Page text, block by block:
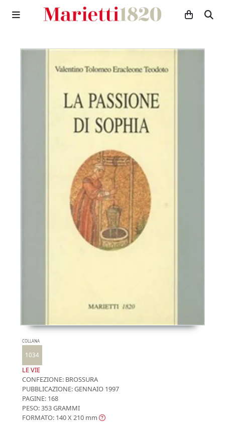
COLLANA
1034
LE VIE
CONFEZIONE: BROSSURA
PUBBLICAZIONE:GENNAIO 1997
PAGINE: 168
PESO: 353 GRAMMI
FORMATO: 140 X 210 mm